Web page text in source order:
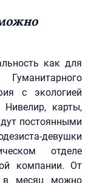
как для
с экологией
Нивелир, карты,
постоянными
девушки
отделе
компании. От
в месяц можно